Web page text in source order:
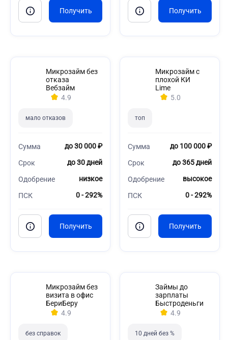
Микрозайм без
отказа
Вебзайм
4.9
мало отказов
Сумма до 30 000 ₽
Срок до 30 дней
Одобрение низкое
ПСК 0 - 292%
Микрозайм с
плохой КИ
Lime
5.0
топ
Сумма до 100 000 ₽
Срок до 365 дней
Одобрение высокое
ПСК 0 - 292%
Микрозайм без
визита в офис
БериБеру
4.9
без справок
Займы до
зарплаты
Быстроденьги
4.9
10 дней без %